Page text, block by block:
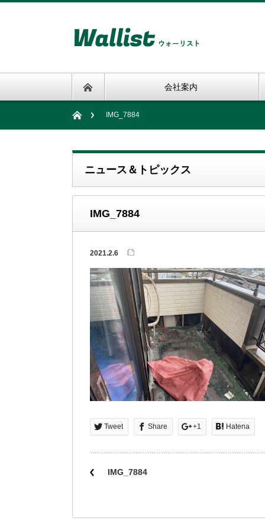
会社案内
IMG_7884
ニュース＆トピックス
IMG_7884
2021.2.6
Tweet Share +1 Hatena
IMG_7884